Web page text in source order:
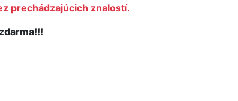
prechádzajúcich znalostí.